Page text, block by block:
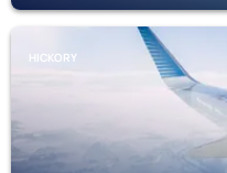
HICKORY